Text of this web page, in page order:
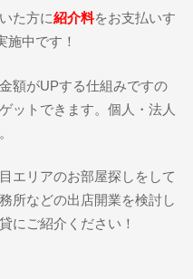
た方に紹介料をお支払いす
施中です！
額がUPする仕組みですの
ットできます。個人・法人
エリアのお部屋探しをして
所などの出店開業を検討し
にご紹介ください！